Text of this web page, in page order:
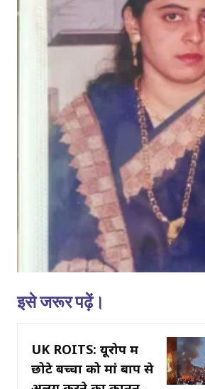
इसे जरूर पढ़ें।
UK ROITS: यूरोप में
छोटे बच्चों को मां बाप से